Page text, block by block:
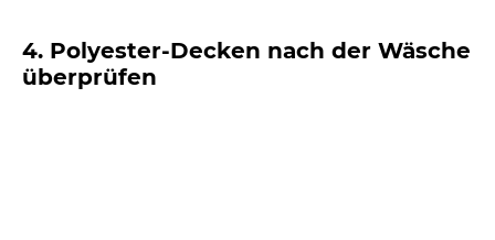
4. Polyester-Decken nach der Wäsche
überprüfen